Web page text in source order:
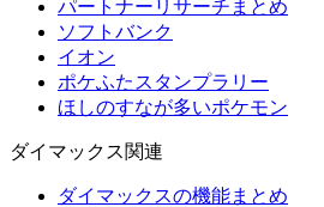
パートナーリサーチまとめ
ソフトバンク
イオン
ポケふたスタンプラリー
ほしのすなが多いポケモン
ダイマックス関連
ダイマックスの機能まとめ